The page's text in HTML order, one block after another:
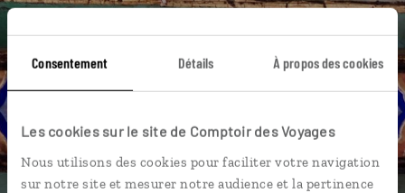
Consentement Détails À propos des cookies
Les cookies sur le site de Comptoir des Voyages
Nous utilisons des cookies pour faciliter votre navigation
sur notre site et mesurer notre audience et la pertinence
Une envie de voyage
particulière ?
Rue de Nankin Temple du Bouddha de Jade